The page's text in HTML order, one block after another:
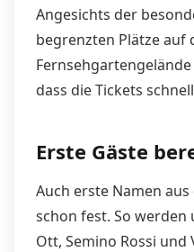
Angesichts der
begrenzten Plätze auf
dass die Tickets
Erste Gäste
Auch erste Namen
schon fest. So
Ott, Semino Rossi und